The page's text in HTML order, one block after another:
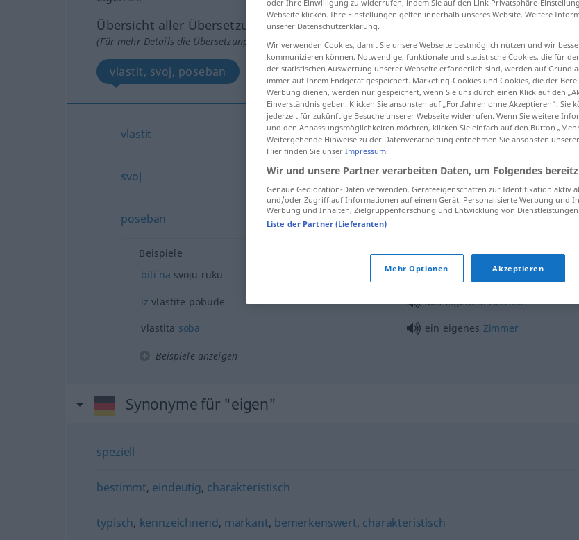
Übersicht aller Übersetzungen
(Für mehr Details die Übersetzung anklicken/antippen)
vlastit, svoj, poseban
vlastit eigen
svoj eigenreflexiv
poseban eigen Eingang usw
Beispiele
biti na svoju ruku eigen
iz vlastite pobude aus eigenemAntrieb
vlastita soba ein eigenes Zimmer
Beispiele anzeigen
Synonyme für "eigen"
speziell
bestimmt, eindeutig, charakteristisch
typisch, kennzeichnend, markant, bemerkenswert, charakteristisch
oder Ihre Einwilligung zu widerrufen, indem Sie auf den Link Privatsphäre-
Webseite klicken. Ihre Einstellungen gelten innerhalb unseres Website. Weitere
unserer Datenschutzerklärung.
Wir verwenden Cookies, damit Sie unsere Webseite bestmöglich nutzen und wir
kommunizieren können. Notwendige, funktionale und statistische Cookies, die für
der statistischen Auswertung unserer Webseite erforderlich sind, werden auf
immer auf Ihrem Endgerät gespeichert. Marketing-Cookies und Cookies, die der
Werbung dienen, werden nur gespeichert, wenn Sie uns durch einen Klick auf den
Einverständnis geben. Klicken Sie ansonsten auf „Fortfahren ohne Akzeptieren“. Sie
jederzeit für zukünftige Besuche unserer Webseite widerrufen. Wenn Sie weitere
und den Anpassungsmöglichkeiten möchten, klicken Sie einfach auf den Button
Weitergehende Hinweise zu der Datenverarbeitung entnehmen Sie ansonsten unserer
Hier finden Sie unser Impressum.
Wir und unsere Partner verarbeiten Daten, um Folgendes
Genaue Geolocation-Daten verwenden. Geräteeigenschaften zur Identifikation aktiv
und/oder Zugriff auf Informationen auf einem Gerät. Personalisierte Werbung und
Werbung und Inhalten, Zielgruppenforschung und Entwicklung von Dienstleistungen.
Liste der Partner (Lieferanten)
Mehr Optionen Akzeptieren